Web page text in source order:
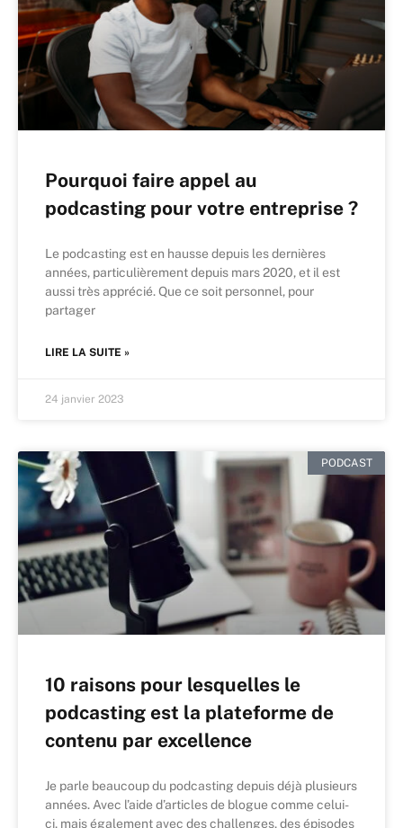
Pourquoi faire appel au
podcasting pour votre entreprise ?
Le podcasting est en hausse depuis les dernières
années, particulièrement depuis mars 2020, et il est
aussi très apprécié. Que ce soit personnel, pour
partager
LIRE LA SUITE »
24 janvier 2023
PODCAST
10 raisons pour lesquelles le
podcasting est la plateforme de
contenu par excellence
Je parle beaucoup du podcasting depuis déjà plusieurs
années. Avec l’aide d’articles de blogue comme celui-
ci, mais également avec des challenges, des épisodes